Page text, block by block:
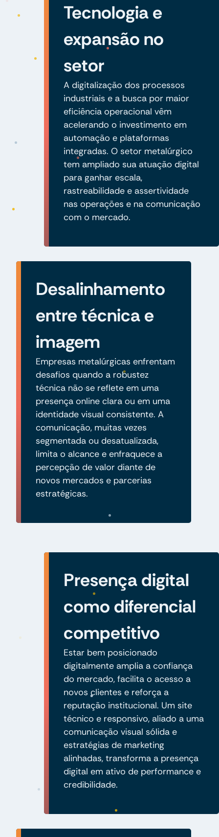
Tecnologia e
expansão no
setor
A digitalização dos processos
industriais e a busca por maior
eficiência operacional vêm
acelerando o investimento em
automação e plataformas
integradas. O setor metalúrgico
tem ampliado sua atuação digital
para ganhar escala,
rastreabilidade e assertividade
nas operações e na comunicação
com o mercado.
Desalinhamento
entre técnica e
imagem
Empresas metalúrgicas enfrentam
desafios quando a robustez
técnica não se reflete em uma
presença online clara ou em uma
identidade visual consistente. A
comunicação, muitas vezes
segmentada ou desatualizada,
limita o alcance e enfraquece a
percepção de valor diante de
novos mercados e parcerias
estratégicas.
Presença digital
como diferencial
competitivo
Estar bem posicionado
digitalmente amplia a confiança
do mercado, facilita o acesso a
novos clientes e reforça a
reputação institucional. Um site
técnico e responsivo, aliado a uma
comunicação visual sólida e
estratégias de marketing
alinhadas, transforma a presença
digital em ativo de performance e
credibilidade.